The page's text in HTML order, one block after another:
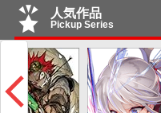
人気作品
Pickup Series